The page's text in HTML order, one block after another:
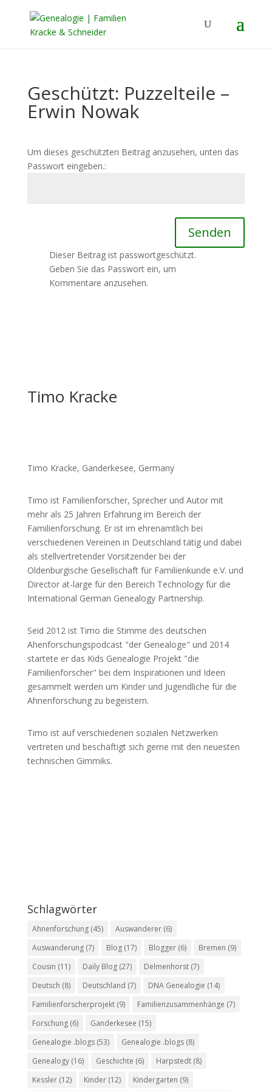
Geschützt: Puzzelteile –
Erwin Nowak
Um dieses geschützten Beitrag anzusehen, unten das
Passwort eingeben.:
Senden
Dieser Beitrag ist passwortgeschützt.
Geben Sie das Passwort ein, um
Kommentare anzusehen.
Timo Kracke
Timo Kracke, Ganderkesee, Germany
Timo ist Familienforscher, Sprecher und Autor mit
mehr als 25 Jahren Erfahrung im Bereich der
Familienforschung. Er ist im ehrenamtlich bei
verschiedenen Vereinen in Deutschland tätig und dabei
als stellvertretender Vorsitzender bei der
Oldenburgische Gesellschaft für Familienkunde e.V. und
Director at-large für den Bereich Technology für die
International German Genealogy Partnership.
Seid 2012 ist Timo die Stimme des deutschen
Ahenforschungspodcast "der Genealoge" und 2014
startete er das Kids Genealogie Projekt "die
Familienforscher" bei dem Inspirationen und Ideen
gesammelt werden um Kinder und Jugendliche für die
Ahnenforschung zu begeistern.
Timo ist auf verschiedenen sozialen Netzwerken
vertreten und beschäftigt sich gerne mit den neuesten
technischen Gimmiks.
Schlagwörter
Ahnenforschung(45) Auswanderer(6)
Auswanderung(7) Blog(17) Blogger(6) Bremen (9)
Cousin (11) Daily Blog(27) Delmenhorst(7)
Deutsch (8) Deutschland (7) DNA Genealogie (14)
Familienforscherprojekt(9) Familienzusammenhänge (7)
Forschung(6) Ganderkesee (15)
Genealogie .blogs(53) Genealogie .blogs(8)
Genealogy(16) Geschichte (6) Harpstedt(8)
Kessler(12) Kinder(12) Kindergarten (9)